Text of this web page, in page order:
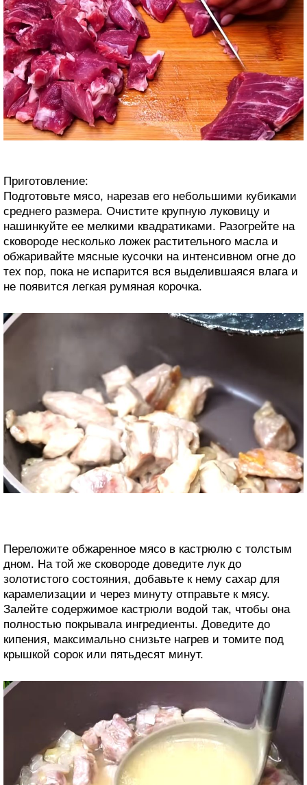
Приготовление:
Подготовьте мясо, нарезав его небольшими кубиками
среднего размера. Очистите крупную луковицу и
нашинкуйте ее мелкими квадратиками. Разогрейте на
сковороде несколько ложек растительного масла и
обжаривайте мясные кусочки на интенсивном огне до
тех пор, пока не испарится вся выделившаяся влага и
не появится легкая румяная корочка.
Переложите обжаренное мясо в кастрюлю с толстым
дном. На той же сковороде доведите лук до
золотистого состояния, добавьте к нему сахар для
карамелизации и через минуту отправьте к мясу.
Залейте содержимое кастрюли водой так, чтобы она
полностью покрывала ингредиенты. Доведите до
кипения, максимально снизьте нагрев и томите под
крышкой сорок или пятьдесят минут.